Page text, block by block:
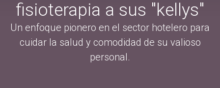
fisioterapia a sus "kellys"
Un enfoque pionero en el sector hotelero para
cuidar la salud y comodidad de su valioso
personal.